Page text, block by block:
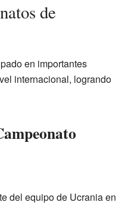
de
en importantes
internacional, logrando
del equipo de Ucrania en